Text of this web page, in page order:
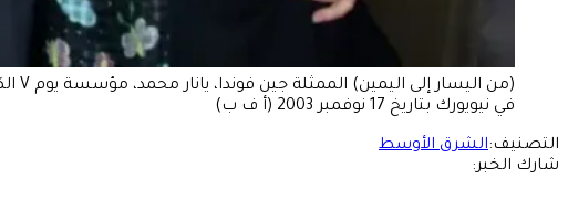
في نيويورك بتاريخ 17 نوفمبر 2003 (أ ف ب)
التصنيف:الشرق الأوسط
شارك الخبر: